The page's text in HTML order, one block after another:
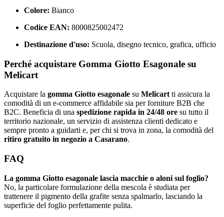
Colore: Bianco
Codice EAN: 8000825002472
Destinazione d'uso: Scuola, disegno tecnico, grafica, ufficio
Perché acquistare Gomma Giotto Esagonale su
Melicart
Acquistare la gomma Giotto esagonale su Melicart ti assicura la
comodità di un e-commerce affidabile sia per forniture B2B che
B2C. Beneficia di una spedizione rapida in 24/48 ore su tutto il
territorio nazionale, un servizio di assistenza clienti dedicato e
sempre pronto a guidarti e, per chi si trova in zona, la comodità del
ritiro gratuito in negozio a Casarano.
FAQ
La gomma Giotto esagonale lascia macchie o aloni sul foglio?
No, la particolare formulazione della mescola è studiata per
trattenere il pigmento della grafite senza spalmarlo, lasciando la
superficie del foglio perfettamente pulita.